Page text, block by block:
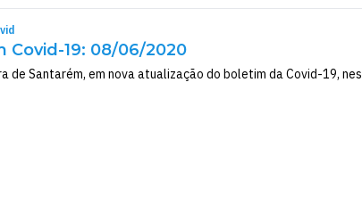
Covid-19: 08/06/2020
de Santarém, em nova atualização do boletim da Covid-19,